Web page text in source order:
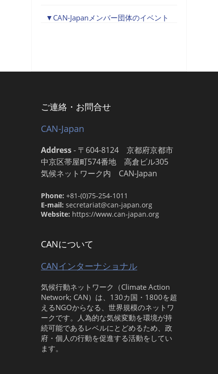
CAN-Japanメンバー団体のイベント
ご連絡・お問合せ
CAN-Japan
Address- 〒604-8124 京都府京都市
中京区帯屋町574番地 高倉ビル305
気候ネットワーク内 CAN-Japan
Phone: +81-(0)75-254-1011
E-mail: secretariat@can-japan.org
Website: https://www.can-japan.org
CANについて
CANインターナショナル
気候行動ネットワーク（Climate Action
Network; CAN）は、130カ国・1800を超
えるNGOからなる、世界規模のネットワ
ークです。人為的な気候変動を環境が持
続可能であるレベルにとどめるため、政
府・個人の行動を促進する活動をしてい
ます。